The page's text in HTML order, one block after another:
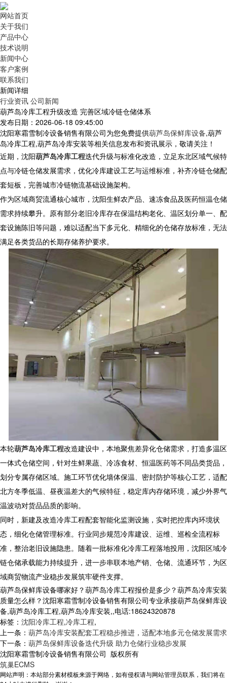
网站首页
关于我们
产品中心
技术说明
新闻中心
客户案例
联系我们
新闻详细
行业资讯 公司新闻
葫芦岛冷库工程升级改造 完善区域冷链仓储体系
发布日期：2026-06-18 09:45:00
沈阳寒霜雪制冷设备销售有限公司为您免费提供葫芦岛保鲜库设备,葫芦
岛冷库工程,葫芦岛冷库安装等相关信息发布和资讯展示，敬请关注！
近期， 沈阳葫芦岛冷库工程迭代升级与标准化改造，立足东北区域气候特
点与冷链仓储发展需求，优化冷库建设工艺与运维标准，补齐冷链仓储配
套短板，完善城市冷链物流基础设施架构。
作为区域商贸流通核心城市，沈阳生鲜农产品、速冻食品及医药恒温仓储
需求持续攀升。原有部分老旧冷库存在保温结构老化、温区划分单一、配
套设施陈旧等问题，难以适配当下多元化、精细化的仓储存放标准，无法
满足各类货品的长期存储养护要求。
本轮葫芦岛冷库工程改造建设中，本地聚焦差异化仓储需求，打造多温区
一体式仓储空间，针对生鲜果蔬、冷冻食材、恒温医药等不同品类货品，
划分专属存储区域。施工环节优化墙体保温、密封防护等核心工艺，适配
北方冬季低温、昼夜温差大的气候特征，稳定库内存储环境，减少外界气
温波动对货品品质的影响。
同时，新建及改造冷库工程配套智能化监测设施，实时把控库内环境状
态，细化仓储管理标准。行业同步规范冷库建设、运维、巡检全流程标
准，整治老旧设施隐患。随着一批标准化冷库工程落地投用，沈阳区域冷
链仓储承载能力持续提升，进一步串联本地产销、仓储、流通环节，为区
域商贸物流产业稳步发展筑牢硬件支撑。
葫芦岛保鲜库设备哪家好？葫芦岛冷库工程报价是多少？葫芦岛冷库安装
质量怎么样？沈阳寒霜雪制冷设备销售有限公司专业承接葫芦岛保鲜库设
备,葫芦岛冷库工程,葫芦岛冷库安装,,电话:18624320878
标签： 沈阳冷库工程,冷库工程,
上一条： 葫芦岛冷库安装配套工程稳步推进，适配本地多元仓储发展需求
下一条： 葫芦岛保鲜库设备迭代升级 助力仓储行业稳步发展
沈阳寒霜雪制冷设备销售有限公司 版权所有
筑巢ECMS
网站声明：本站部分素材模板来源于网络，如有侵权请与网站管理员联系，我们将在